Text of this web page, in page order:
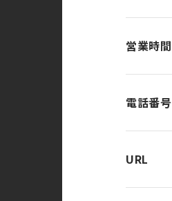
営業時間
電話番号
URL